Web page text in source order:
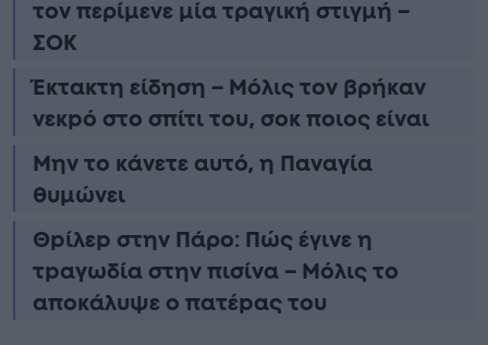
τον περίμενε μία τραγική στιγμή –
ΣΟΚ
Έκτακτη είδηση – Μόλις τον βρήκαν
νεκpό στο σπίτι του, σoκ ποιος είναι
Μην το κάνετε αυτό, η Παναγία
θυμώνει
Θpίλεp στην Πάρο: Πώς έγινε η
τpαγωδία στην πισίνα – Μόλις το
αποκάλυψε ο πατέpας του